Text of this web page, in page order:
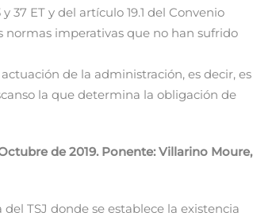
37 ET y del artículo 19.1 del Convenio
normas imperativas que no han sufrido
de la administración, es decir, es
la que determina la obligación de
de 2019. Ponente: Villarino Moure,
TSJ donde se establece la existencia